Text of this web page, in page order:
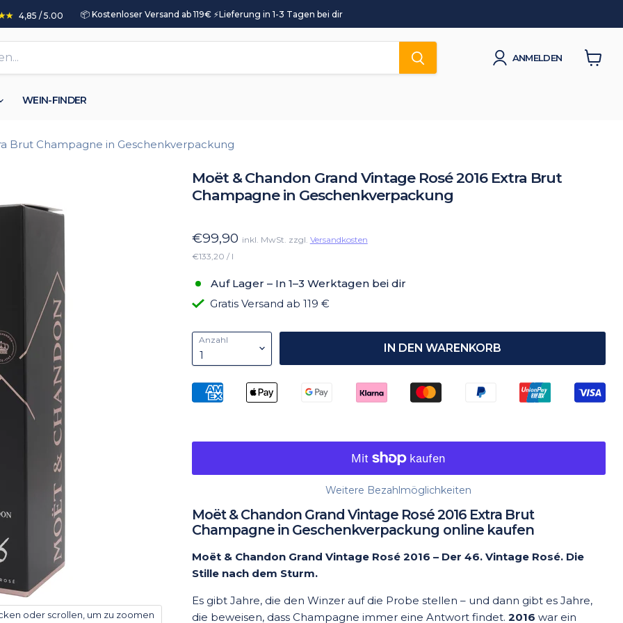
4,85 / 5.00 📦 Kostenloser Versand ab 119€ ⚡️Lieferung in 1-3 Tagen bei dir
ANMELDEN
WEIN-FINDER
Brut Champagne in Geschenkverpackung
oder scrollen, um zu zoomen
Moët & Chandon Grand Vintage Rosé 2016 Extra Brut
Champagne in Geschenkverpackung
€99,90 inkl. MwSt. zzgl. Versandkosten
€133,20 / l
Auf Lager – In 1–3 Werktagen bei dir
Gratis Versand ab 119 €
Anzahl
IN DEN WARENKORB
Weitere Bezahlmöglichkeiten
Moët & Chandon Grand Vintage Rosé 2016 Extra Brut
Champagne in Geschenkverpackung online kaufen
Moët & Chandon Grand Vintage Rosé 2016 – Der 46. Vintage Rosé. Die
Stille nach dem Sturm.
Es gibt Jahre, die den Winzer auf die Probe stellen – und dann gibt es Jahre,
die beweisen, dass Champagne immer eine Antwort findet. 2016 war ein